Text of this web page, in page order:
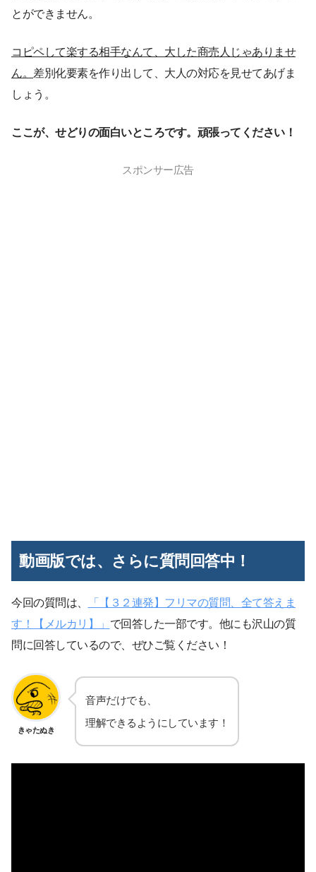
とができません。
コピペして楽する相手なんて、大した商売人じゃありませ
ん。 差別化要素を作り出して、大人の対応を見せてあげま
しょう。
ここが、せどりの面白いところです。頑張ってください！
スポンサー広告
動画版では、さらに質問回答中！
今回の質問は、
「【３２連発】フリマの質問、全て答えま
す！【メルカリ】」 で回答した一部です。他にも沢山の質
問に回答しているので、ぜひご覧ください！
きゃたぬき
音声だけでも、
理解できるようにしています！